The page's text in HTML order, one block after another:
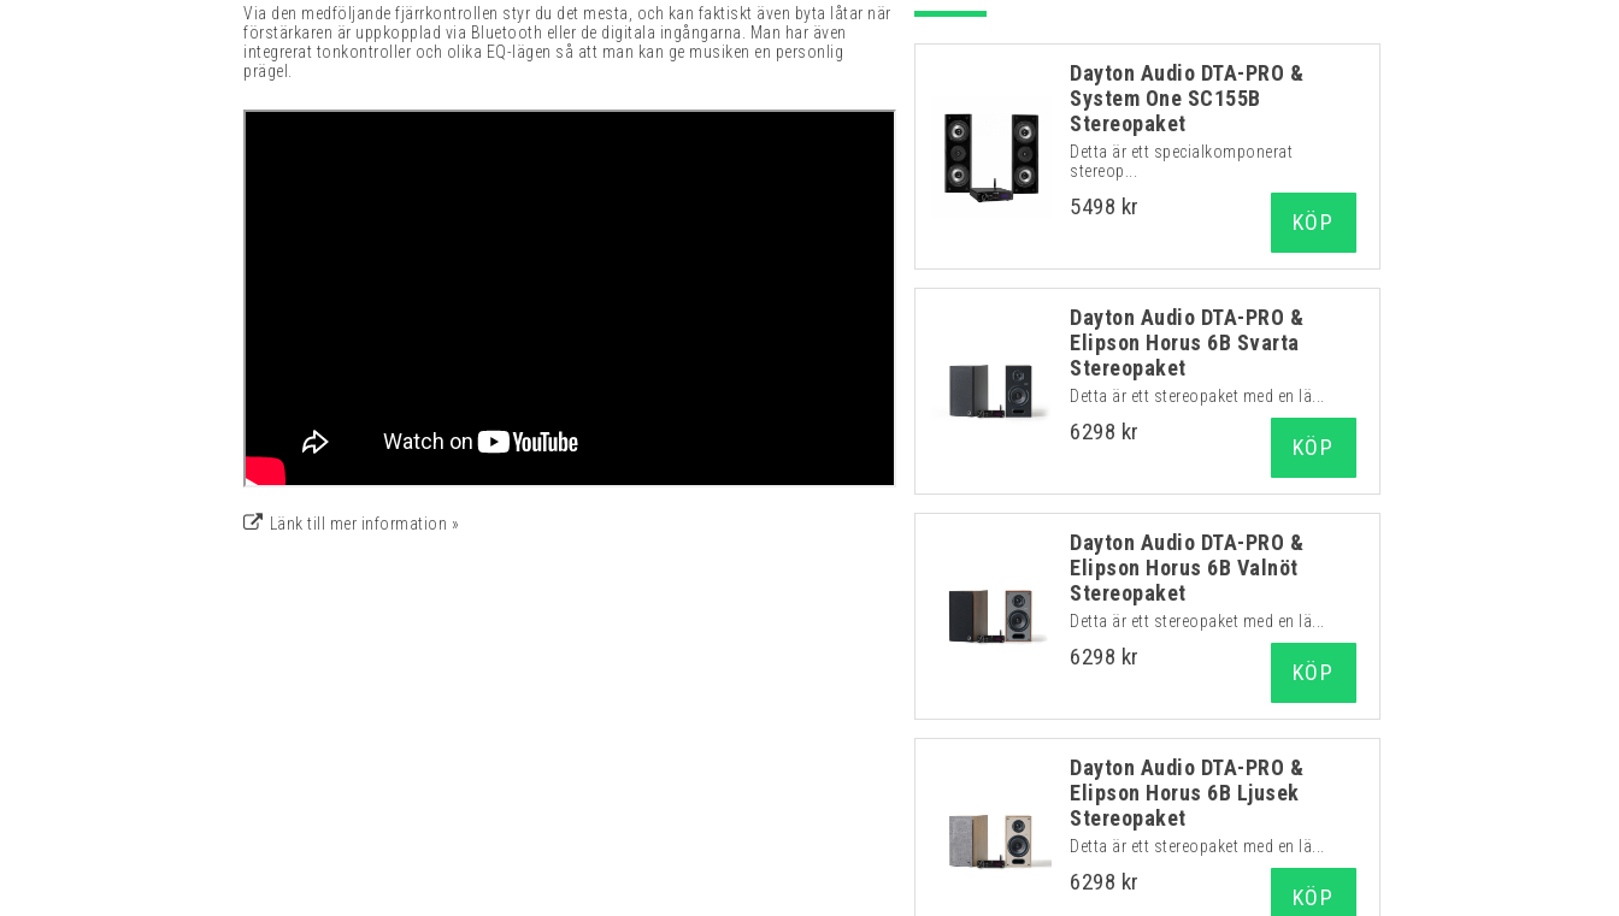
Via den medföljande fjärrkontrollen styr du det mesta, och kan faktiskt även byta låtar när
förstärkaren är uppkopplad via Bluetooth eller de digitala ingångarna. Man har även
integrerat tonkontroller och olika EQ-lägen så att man kan ge musiken en personlig
prägel.
Länk till mer information »
Dayton Audio DTA-PRO &
System One SC155B
Stereopaket
Detta är ett specialkomponerat
stereop...
5498 kr
KÖP
Dayton Audio DTA-PRO &
Elipson Horus 6B Svarta
Stereopaket
Detta är ett stereopaket med en lä...
6298 kr
KÖP
Dayton Audio DTA-PRO &
Elipson Horus 6B Valnöt
Stereopaket
Detta är ett stereopaket med en lä...
6298 kr
KÖP
Dayton Audio DTA-PRO &
Elipson Horus 6B Ljusek
Stereopaket
Detta är ett stereopaket med en lä...
6298 kr
KÖP